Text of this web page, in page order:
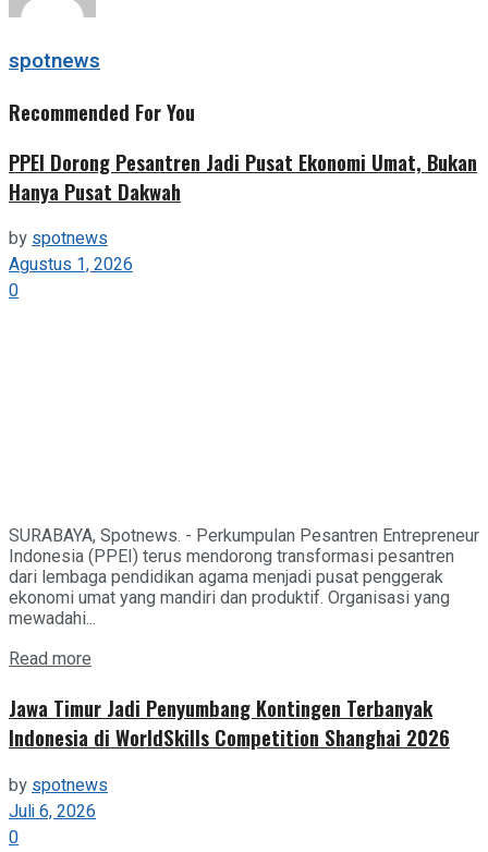
spotnews
Recommended For You
PPEI Dorong Pesantren Jadi Pusat Ekonomi Umat, Bukan
Hanya Pusat Dakwah
byspotnews
Agustus 1, 2026
0
SURABAYA, Spotnews. - Perkumpulan Pesantren Entrepreneur
Indonesia (PPEI) terus mendorong transformasi pesantren
dari lembaga pendidikan agama menjadi pusat penggerak
ekonomi umat yang mandiri dan produktif. Organisasi yang
mewadahi...
Read more
Jawa Timur Jadi Penyumbang Kontingen Terbanyak
Indonesia di WorldSkills Competition Shanghai 2026
by spotnews
Juli 6, 2026
0